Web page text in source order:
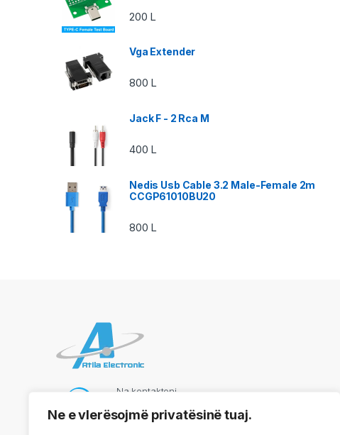
Ne e vlerësojmë privatësinë tuaj.
200 L
Vga Extender
800 L
Jack F - 2 Rca M
400 L
Nedis Usb Cable 3.2 Male-Female 2m
CCGP61010BU20
800 L
Na kontaktoni
069 73 48 717